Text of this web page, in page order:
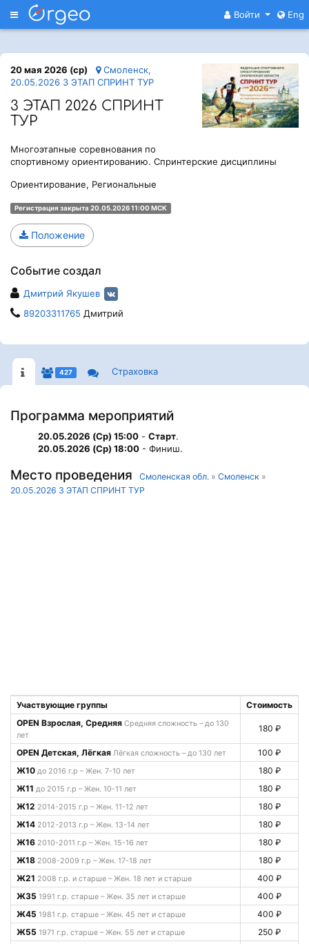
Меню Войти Eng
20 мая 2026 (ср)
Смоленск,
20.05.2026 3 ЭТАП СПРИНТ ТУР
3 ЭТАП 2026 СПРИНТ
ТУР
Многоэтапные соревнования по
спортивному ориентированию. Спринтерские дисциплины
Ориентирование, Региональные
Регистрация закрыта 20.05.2026 11:00 МСК
Положение
Событие создал
Дмитрий Якушев
89203311765 Дмитрий
427 Страховка
Программа мероприятий
20.05.2026 (Ср) 15:00 - Старт.
20.05.2026 (Ср) 18:00 - Финиш.
Место проведения Смоленская обл. » Смоленск »
20.05.2026 3 ЭТАП СПРИНТ ТУР
Участвующие группы
Стоимость
OPEN Взрослая, Средняя Средняя сложность – до 130
лет
180 ₽
OPEN Детская, Лёгкая Лёгкая сложность – до 130 лет
100 ₽
Ж10 до 2016 г.р – Жен. 7-10 лет
180 ₽
Ж11 до 2015 г.р – Жен. 10-11 лет
180 ₽
Ж12 2014-2015 г.р – Жен. 11-12 лет
180 ₽
Ж14 2012-2013 г.р – Жен. 13-14 лет
180 ₽
Ж16 2010-2011 г.р – Жен. 15-16 лет
180 ₽
Ж18 2008-2009 г.р – Жен. 17-18 лет
180 ₽
Ж21 2008 г.р. и старше – Жен. 18 лет и старше
400 ₽
Ж35 1991 г.р. старше – Жен. 35 лет и старше
400 ₽
Ж45 1981 г.р. старше – Жен. 45 лет и старше
400 ₽
Ж55 1971 г.р. старше – Жен. 55 лет и старше
250 ₽